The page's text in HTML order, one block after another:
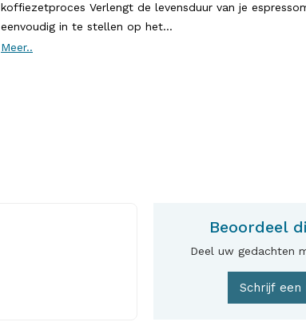
koffiezetproces Verlengt de levensduur van je
eenvoudig in te stellen op het...
Meer..
Beoordeel
Deel uw gedachten
Schrijf een